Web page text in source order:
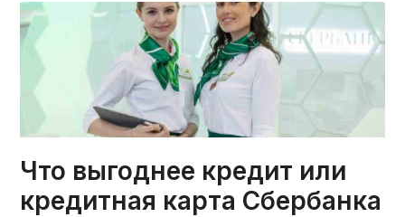
Что выгоднее кредит или
кредитная карта Сбербанка